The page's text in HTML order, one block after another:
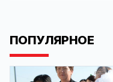
ПОПУЛЯРНОЕ